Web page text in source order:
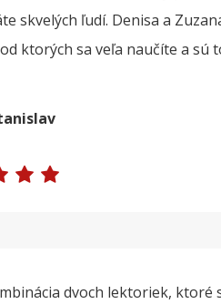
skvelých ľudí. Denisa a
ktorých sa veľa naučíte a sú
dvoch lektoriek, ktoré